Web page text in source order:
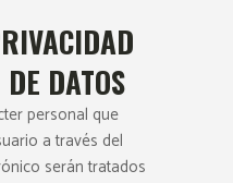
DATOS
personal que
a través del
serán tratados